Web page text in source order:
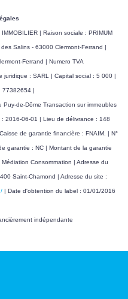
5410 EUR
75.3
excessive. :
| Raison sociale : PRIMUM
Salins - 63000 Clermont-Ferrand |
Ferrand | Numero TVA
juridique : SARL | Capital social : 5 000 |
77382654 |
de-Dôme Transaction sur immeubles
2016-06-01 | Lieu de délivrance : 148
de garantie financière : FNAIM. | N°
garantie : NC | Montant de la garantie
Consommation | Adresse du
Saint-Chamond | Adresse du site :
| Date d'obtention du label : 01/01/2016
indépendante